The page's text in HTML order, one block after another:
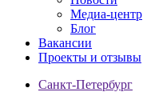
Медиа-центр
Блог
Вакансии
Проекты и отзывы
Санкт-Петербург